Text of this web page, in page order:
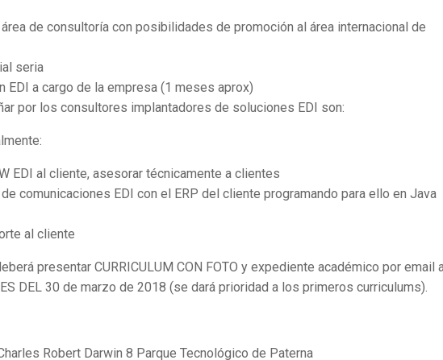
de consultoría con posibilidades de promoción al área internacional de
seria
EDI a cargo de la empresa (1 meses aprox)
por los consultores implantadores de soluciones EDI son:
EDI al cliente, asesorar técnicamente a clientes
comunicaciones EDI con el ERP del cliente programando para ello en Java
al cliente
presentar CURRICULUM CON FOTO y expediente académico por email
DEL 30 de marzo de 2018 (se dará prioridad a los primeros curriculums).
Robert Darwin 8 Parque Tecnológico de Paterna